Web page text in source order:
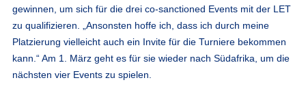
gewinnen, um sich für die drei co-sanctioned Events mit der LET
zu qualifizieren. „Ansonsten hoffe ich, dass ich durch meine
Platzierung vielleicht auch ein Invite für die Turniere bekommen
kann.“ Am 1. März geht es für sie wieder nach Südafrika, um die
nächsten vier Events zu spielen.